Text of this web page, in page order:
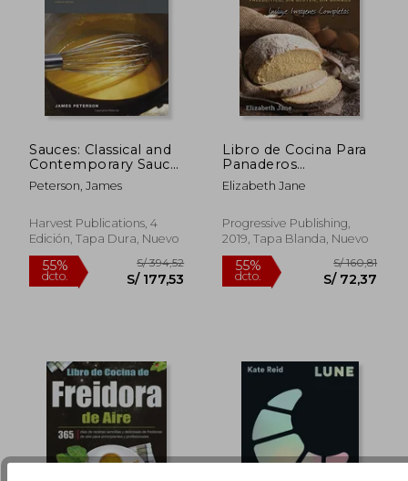
dcto. S/ 83,05 dcto.
Sauces: Classical and
Contemporary Sauce
Making, Fourth
Edition (en Inglés)
Peterson, James
Harvest Publications, 4
Edición, Tapa Dura, Nuevo
Libro de Cocina Para
Panaderos
Cetogénicos: Pan
Bajo en
Paleolítico, Sins
Gluten, sin Granos
Elizabeth Jane
Progressive Publishing,
2019, Tapa Blanda, Nuevo